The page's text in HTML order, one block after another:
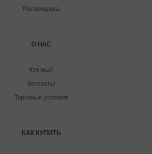
Распродажа
О НАС
Кто мы?
Контакты
Торговые условия
КАК КУПИТЬ